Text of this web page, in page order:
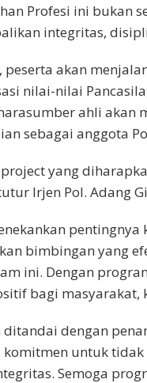
Profesi ini bukan
integritas,
peserta akan
nilai-nilai
ahli
sebagai anggota
yang
Irjen Pol. Adang
bimbingan yang
ini. Dengan
bagi masyarakat,
ditandai dengan
komitmen untuk
Semoga